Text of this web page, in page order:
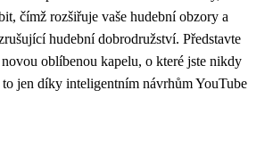
čímž rozšiřuje vaše hudební obzory a
hudební dobrodružství. Představte
oblíbenou kapelu, o které jste nikdy
jen díky inteligentním návrhům YouTube